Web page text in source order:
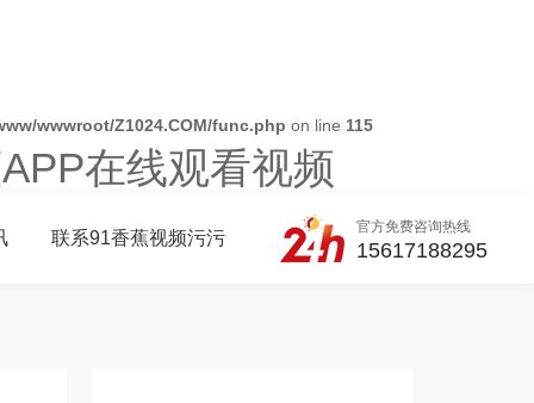
wwwroot/Z1024.COM/func.php on line 115
在线观看视频
联系91香蕉视频污污
官方免费咨询热线
15617188295